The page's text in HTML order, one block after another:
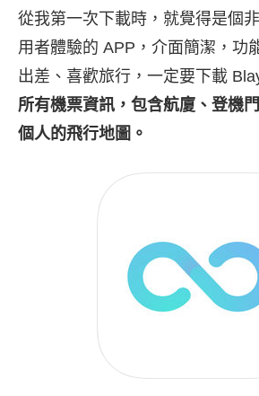
從我第一次下載時，就覺得是個
用者體驗的 APP，介面簡潔，功
出差、喜歡旅行，一定要下載
所有機票資訊，包含航廈、登機
個人的飛行地圖。